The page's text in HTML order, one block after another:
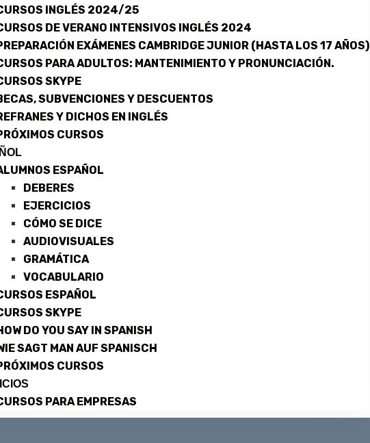
INGLÉS 2024/25
DE VERANO INTENSIVOS INGLÉS 2024
EXÁMENES CAMBRIDGE JUNIOR (HASTA LOS 17 AÑOS)
PARA ADULTOS: MANTENIMIENTO Y PRONUNCIACIÓN.
SKYPE
SUBVENCIONES Y DESCUENTOS
Y DICHOS EN INGLÉS
CURSOS
ESPAÑOL
DEBERES
EJERCICIOS
CÓMO SE DICE
AUDIOVISUALES
GRAMÁTICA
VOCABULARIO
ESPAÑOL
SKYPE
DO YOU SAY IN SPANISH
SAGT MAN AUF SPANISCH
CURSOS
PARA EMPRESAS